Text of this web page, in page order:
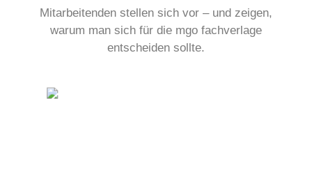
Mitarbeitenden stellen sich vor – und zeigen,
warum man sich für die mgo fachverlage
entscheiden sollte.